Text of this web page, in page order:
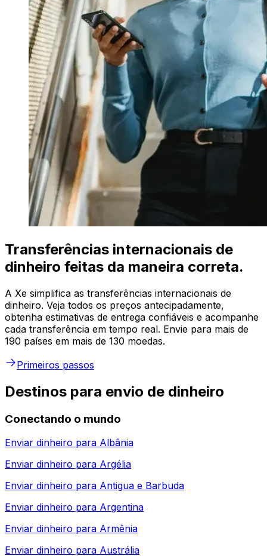
Transferências internacionais de
dinheiro feitas da maneira correta.
A Xe simplifica as transferências internacionais de
dinheiro. Veja todos os preços antecipadamente,
obtenha estimativas de entrega confiáveis e acompanhe
cada transferência em tempo real. Envie para mais de
190 países em mais de 130 moedas.
Primeiros passos
Destinos para envio de dinheiro
Conectando o mundo
Enviar dinheiro para Albânia
Enviar dinheiro para Argélia
Enviar dinheiro para Antigua e Barbuda
Enviar dinheiro para Argentina
Enviar dinheiro para Armênia
Enviar dinheiro para Austrália